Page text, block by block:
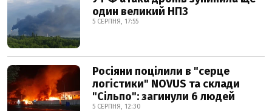
один великий НПЗ
5 СЕРПНЯ, 17:55
Росіяни поцілили в "серце
логістики" NOVUS та склади
"Сільпо": загинули 6 людей
5 СЕРПНЯ, 12:30